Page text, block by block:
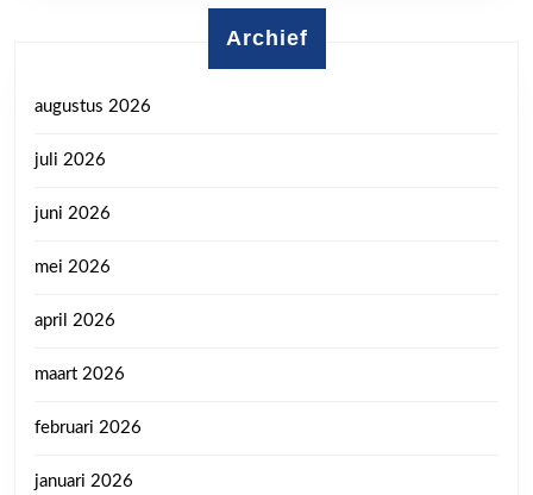
Archief
augustus 2026
juli 2026
juni 2026
mei 2026
april 2026
maart 2026
februari 2026
januari 2026